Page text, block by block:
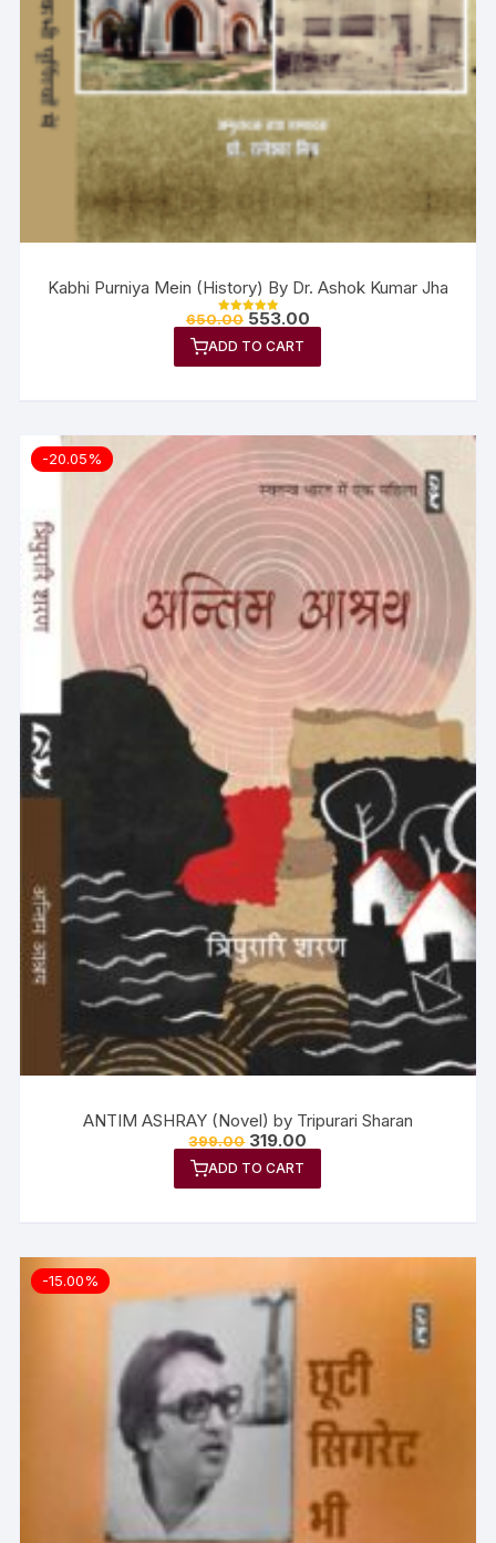
Kabhi Purniya Mein (History) By Dr. Ashok Kumar Jha
Rated
out of 5
650.00 553.00
ADD TO CART
-20.05%
ANTIM ASHRAY (Novel) by Tripurari Sharan
399.00 319.00
ADD TO CART
-15.00%